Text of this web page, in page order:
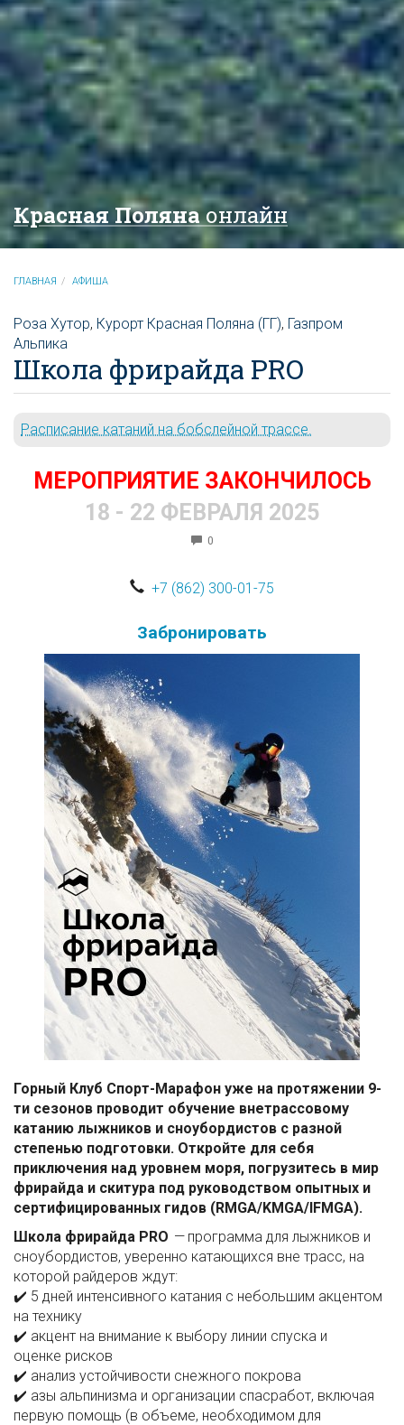
Красная Полянаонлайн
ГЛАВНАЯ АФИША
Роза Хутор, Курорт Красная Поляна (ГГ), Газпром
Альпика
Школа фрирайда PRO
Расписание катаний на бобслейной трассе.
МЕРОПРИЯТИЕ ЗАКОНЧИЛОСЬ
18 - 22 ФЕВРАЛЯ 2025
0
+7 (862) 300-01-75
Забронировать
Горный Клуб Спорт-Марафон уже на протяжении 9-
ти сезонов проводит обучение внетрассовому
катанию лыжников и сноубордистов с разной
степенью подготовки. Откройте для себя
приключения над уровнем моря, погрузитесь в мир
фрирайда и скитура под руководством опытных и
сертифицированных гидов (RMGA/KMGA/IFMGA).
Школа фрирайда PRO — программа для лыжников и
сноубордистов, уверенно катающихся вне трасс, на
которой райдеров ждут:
✔️ 5 дней интенсивного катания с небольшим акцентом
на технику
✔️ акцент на внимание к выбору линии спуска и
оценке рисков
✔️ анализ устойчивости снежного покрова
✔️ азы альпинизма и организации спасработ, включая
первую помощь (в объеме, необходимом для